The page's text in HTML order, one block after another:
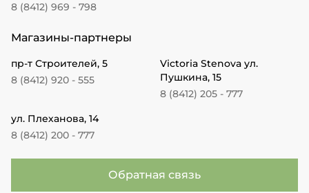
8 (8412) 969 - 798
Магазины-партнеры
пр-т Строителей, 5
8 (8412) 920 - 555
Victoria Stenova ул.
Пушкина, 15
8 (8412) 205 - 777
ул. Плеханова, 14
8 (8412) 200 - 777
Обратная связь